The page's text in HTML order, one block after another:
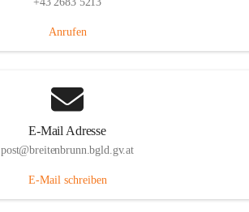
Anrufen
E-Mail Adresse
post@breitenbrunn.bgld.gv.at
E-Mail schreiben